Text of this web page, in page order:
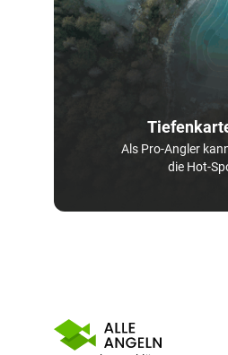
Als Pro-Angler
die Hot-